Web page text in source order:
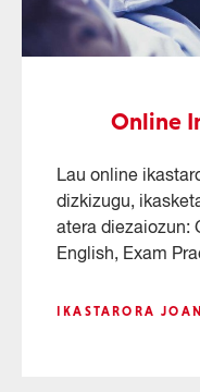
Online
Lau online
dizkizugu,
atera diezaiozun:
English, Exam
IKASTARORA